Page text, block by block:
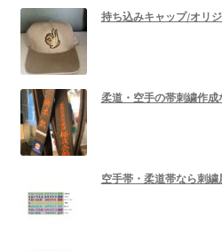
持ち込みキャップ/オリ
柔道・空手の帯刺繍作成
空手帯・柔道帯なら刺繍